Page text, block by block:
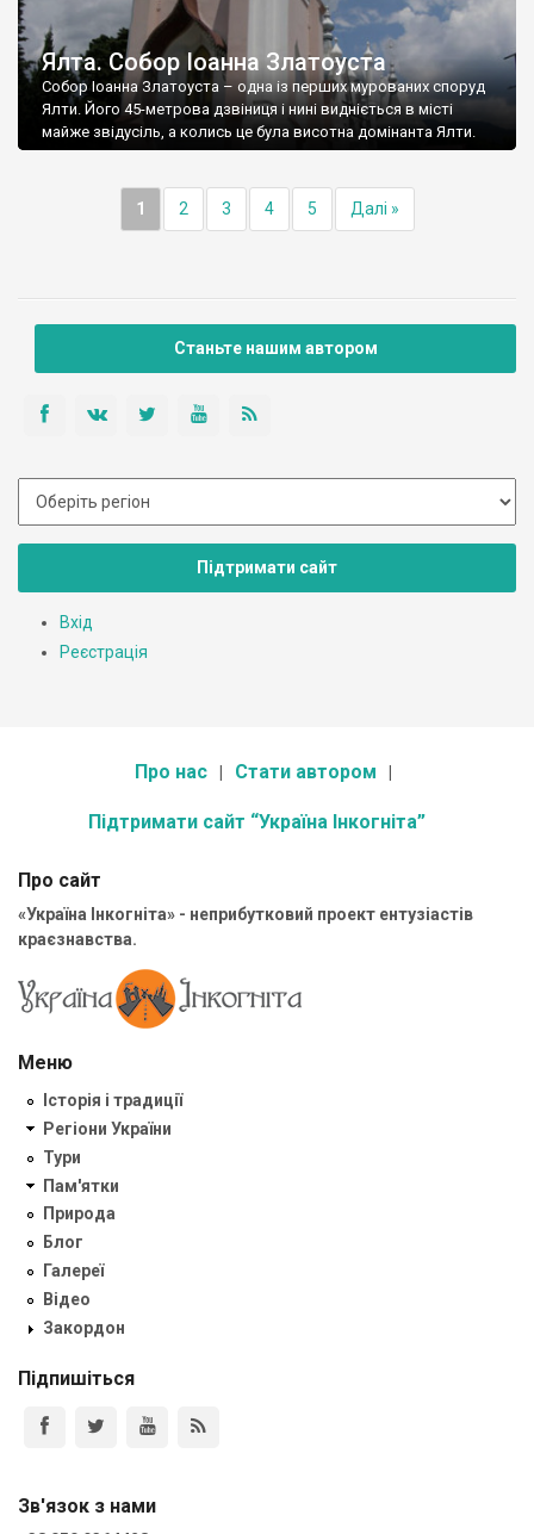
Ялта. Собор Іоанна Златоуста
Собор Іоанна Златоуста – одна із перших мурованих споруд
Ялти. Його 45-метрова дзвіниця і нині видніється в місті
майже звідусіль, а колись це була висотна домінанта Ялти.
1 2 3 4 5 Далі »
Станьте нашим автором
Підтримати сайт
Вхід
Реєстрація
Про нас Стати автором
Підтримати сайт “Україна Інкогніта”
Про сайт
«Україна Інкогніта» - неприбутковий проект ентузіастів
краєзнавства.
Меню
Історія і традиції
Регіони України
Тури
Пам'ятки
Природа
Блог
Галереї
Відео
Закордон
Підпишіться
Зв'язок з нами